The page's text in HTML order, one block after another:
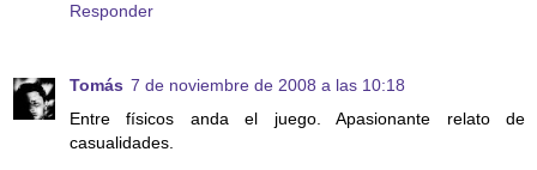
Responder
Tomás 7 de noviembre de 2008 a las 10:18
Entre físicos anda el juego. Apasionante relato de
casualidades.